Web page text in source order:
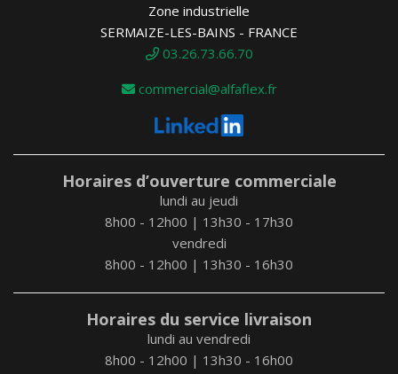
Zone industrielle
SERMAIZE-LES-BAINS - FRANCE
03.26.73.66.70
commercial@alfaflex.fr
Horaires d’ouverture commerciale
lundi au jeudi
8h00 - 12h00 | 13h30 - 17h30
vendredi
8h00 - 12h00 | 13h30 - 16h30
Horaires du service livraison
lundi au vendredi
8h00 - 12h00 | 13h30 - 16h00